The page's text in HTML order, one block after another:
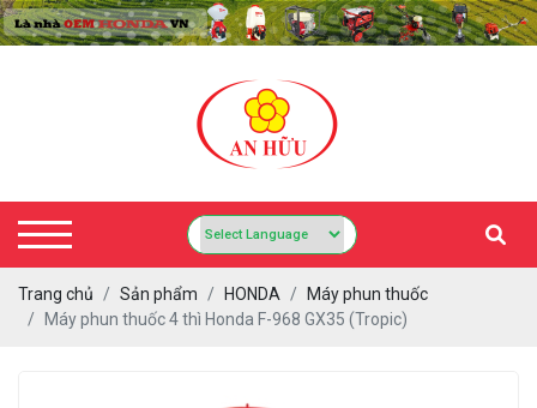
Trang chủ Sản phẩm HONDA
Máy phun thuốc
Máy phun thuốc 4 thì Honda F-968 GX35 (Tropic)